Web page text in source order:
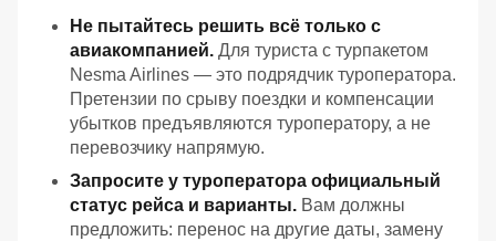
Не пытайтесь решить всё только с
авиакомпанией. Для туриста с турпакетом
Nesma Airlines — это подрядчик туроператора.
Претензии по срыву поездки и компенсации
убытков предъявляются туроператору, а не
перевозчику напрямую.
Запросите у туроператора официальный
статус рейса и варианты. Вам должны
предложить: перенос на другие даты, замену